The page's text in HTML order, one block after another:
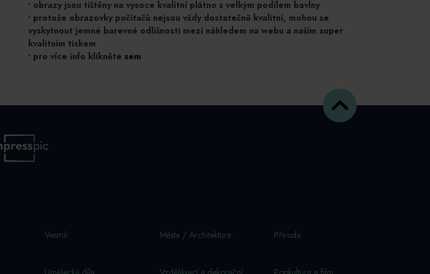
• obrazy jsou tištěny na vysoce kvalitní plátno s velkým podílem bavlny
• protože obrazovky počítačů nejsou vždy dostatečně kvalitní, mohou se
vyskytnout jemné barevné odlišnosti mezi náhledem na webu a naším super
kvalitním tiskem
• pro více info klikněte sem
Vesmí­r Města / Architektura Příroda